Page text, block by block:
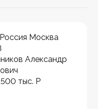
Россия Москва
Александр
тыс. Р